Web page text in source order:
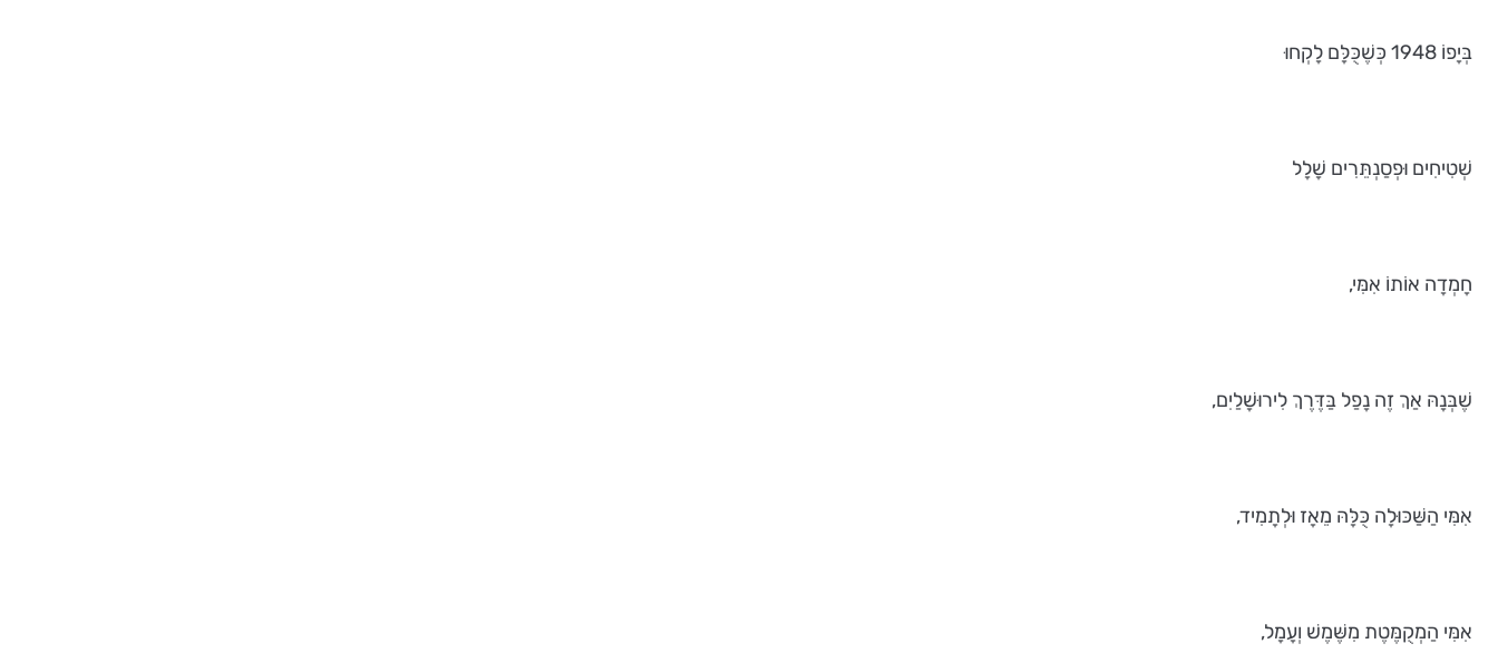
בְּיָפוֹ 1948 כְּשֶׁכֻּלָּם לָקְחוּ
שְׁטִיחִים וּפְסַנְתֵּרִים שָׁלָל
חָמְדָה אוֹתוֹ אִמִּי,
שֶׁבְּנָהּ אַךְ זֶה נָפַל בַּדֶּרֶךְ לִירוּשָׁלַיִם,
אִמִּי הַשַּׁכּוּלָה כֻּלָּהּ מֵאָז וּלְתָמִיד,
אִמִּי הַמְקֻמֶּטֶת מִשֶּׁמֶשׁ וְעָמָל,